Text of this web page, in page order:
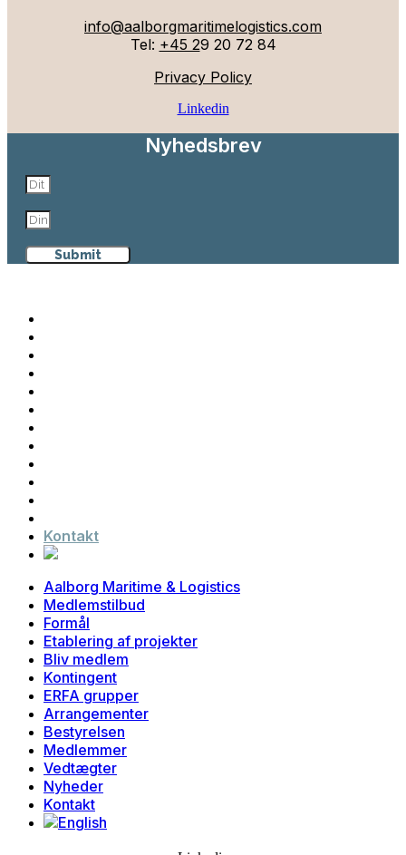
info@aalborgmaritimelogistics.com
Tel: +45 29 20 72 84
Privacy Policy
Linkedin
Nyhedsbrev
Submit
Kontakt
Aalborg Maritime & Logistics
Medlemstilbud
Formål
Etablering af projekter
Bliv medlem
Kontingent
ERFA grupper
Arrangementer
Bestyrelsen
Medlemmer
Vedtægter
Nyheder
Kontakt